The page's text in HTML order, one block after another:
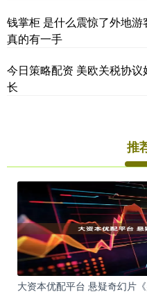
钱掌柜 是什么震惊了外地
真的有一手
今日策略配资 美欧关税协
长
推
大资本优配平台 悬疑奇幻片